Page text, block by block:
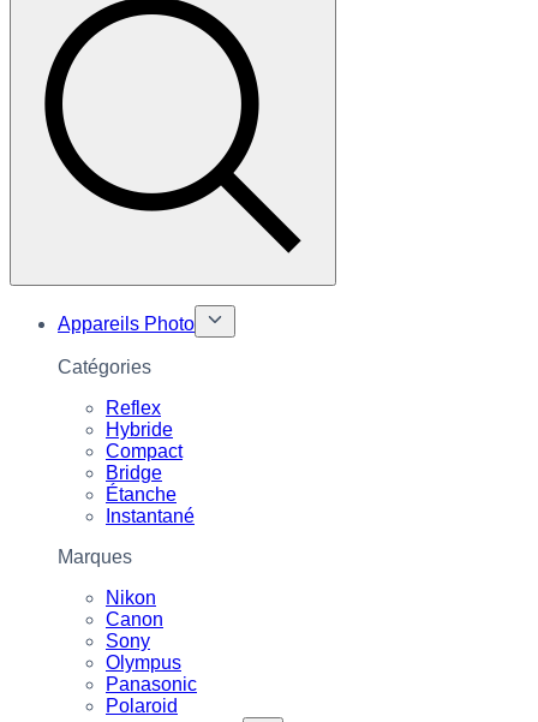
Appareils Photo
Catégories
Reflex
Hybride
Compact
Bridge
Étanche
Instantané
Marques
Nikon
Canon
Sony
Olympus
Panasonic
Polaroid